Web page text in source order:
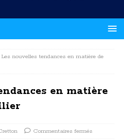
Les nouvelles tendances en matière de
en matière
Commentaires fermés